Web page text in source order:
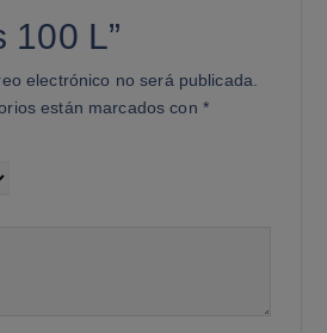
100 L”
electrónico no será publicada.
están marcados con *